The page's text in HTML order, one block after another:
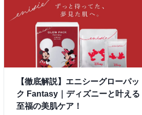
【徹底解説】エニシーグローパッ
ク Fantasy｜ディズニーと叶える
至福の美肌ケア！